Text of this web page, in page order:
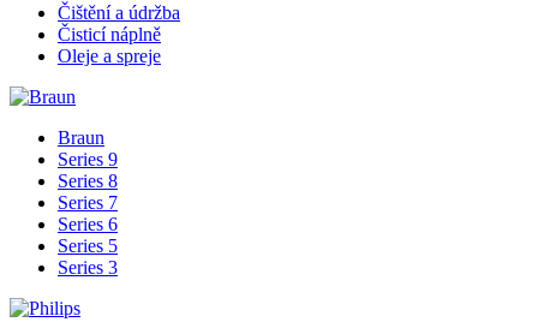
Čištění a údržba
Čisticí náplně
Oleje a spreje
Braun
Series 9
Series 8
Series 7
Series 6
Series 5
Series 3